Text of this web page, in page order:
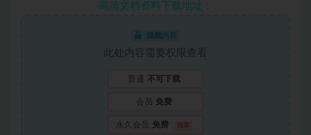
高清文档资料下载地址：
隐藏内容
此处内容需要权限查看
普通 不可下载
会员 免费
永久会员 免费 推荐